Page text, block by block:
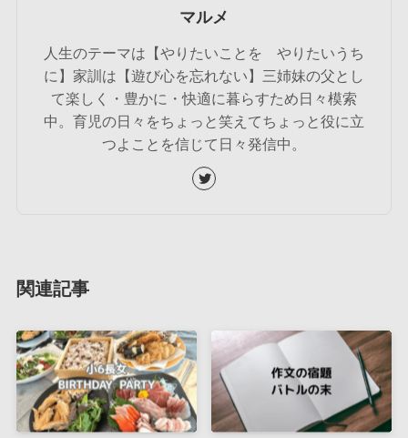
マルメ
人生のテーマは【やりたいことを やりたいうち
に】家訓は【遊び心を忘れない】三姉妹の父とし
て楽しく・豊かに・快適に暮らすため日々模索
中。育児の日々をちょっと笑えてちょっと役に立
つよことを信じて日々発信中。
関連記事